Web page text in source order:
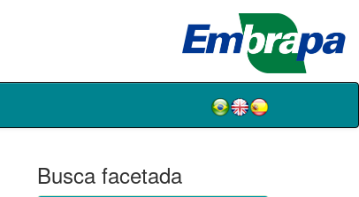
Busca facetada